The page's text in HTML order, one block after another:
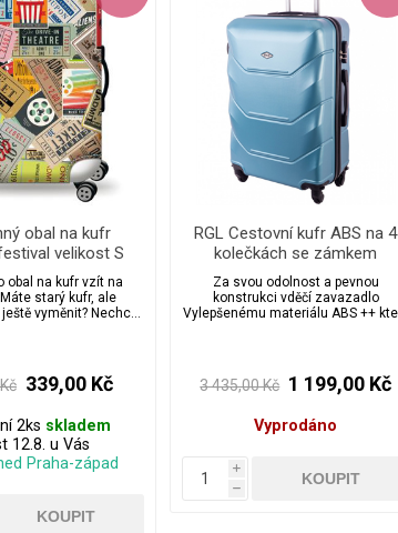
obal na kufr
velikost S
obal na kufr vzít na
starý kufr, ale
vyměnit? Nechce
339,00 Kč
2ks skladem
12.8. u Vás
Praha-západ
RGL Cestovní kufr ABS na 4
kolečkách se zámkem
velikost XL - 720
Za svou odolnost a pevnou
konstrukci vděčí zavazadlo
Vylepšenému materiálu ABS ++
velkou péčí a smyslem pro detail.
3 435,00 Kč 1 199,00 Kč
Vyprodáno
i
h